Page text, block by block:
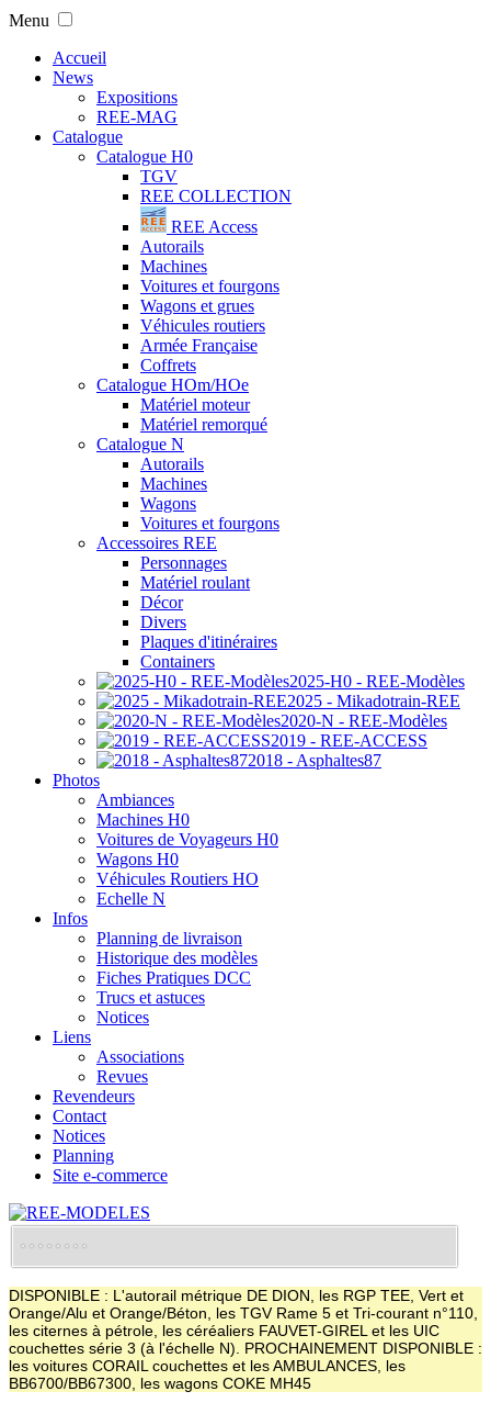
Menu
Accueil
News
Expositions
REE-MAG
Catalogue
Catalogue H0
TGV
REE COLLECTION
REE Access
Autorails
Machines
Voitures et fourgons
Wagons et grues
Véhicules routiers
Armée Française
Coffrets
Catalogue HOm/HOe
Matériel moteur
Matériel remorqué
Catalogue N
Autorails
Machines
Wagons
Voitures et fourgons
Accessoires REE
Personnages
Matériel roulant
Décor
Divers
Plaques d'itinéraires
Containers
2025-H0 - REE-Modèles
2025 - Mikadotrain-REE
2020-N - REE-Modèles
2019 - REE-ACCESS
2018 - Asphaltes87
Photos
Ambiances
Machines H0
Voitures de Voyageurs H0
Wagons H0
Véhicules Routiers HO
Echelle N
Infos
Planning de livraison
Historique des modèles
Fiches Pratiques DCC
Trucs et astuces
Notices
Liens
Associations
Revues
Revendeurs
Contact
Notices
Planning
Site e-commerce
DISPONIBLE : L'autorail métrique DE DION, les RGP TEE, Vert et
Orange/Alu et Orange/Béton, les TGV Rame 5 et Tri-courant n°110,
les citernes à pétrole, les céréaliers FAUVET-GIREL et les UIC
couchettes série 3 (à l'échelle N). PROCHAINEMENT DISPONIBLE :
les voitures CORAIL couchettes et les AMBULANCES, les
BB6700/BB67300, les wagons COKE MH45